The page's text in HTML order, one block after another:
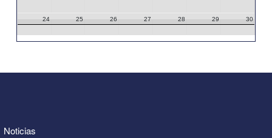
24 25 26 27 28 29 30
Noticias